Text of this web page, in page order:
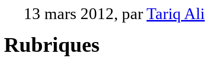
13 mars 2012, parTariq Ali
Rubriques